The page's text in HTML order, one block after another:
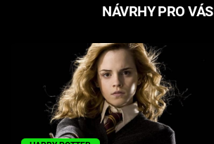
NÁVRHY PRO VÁS